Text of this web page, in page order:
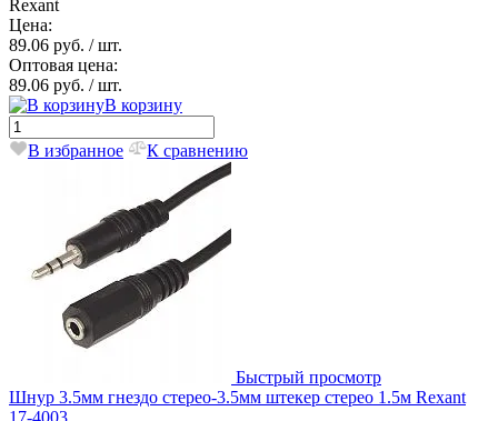
Rexant
Цена:
89.06 руб. / шт.
Оптовая цена:
89.06 руб. / шт.
В корзину
В избранное К сравнению
Быстрый просмотр
Шнур 3.5мм гнездо стерео-3.5мм штекер стерео 1.5м Rexant
17-4003